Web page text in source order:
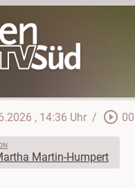
, 14:36 Uhr / play_circle_outline
Martin-Humpert